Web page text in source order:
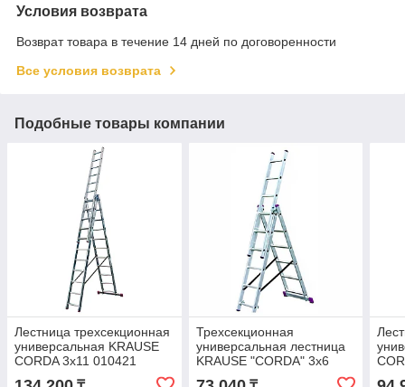
Условия возврата
Возврат товара в течение 14 дней по договоренности
Все условия возврата
Подобные товары компании
Лестница трехсекционная
универсальная KRAUSE
CORDA 3x11 010421
Трехсекционная
универсальная лестница
KRAUSE "CORDA" 3х6